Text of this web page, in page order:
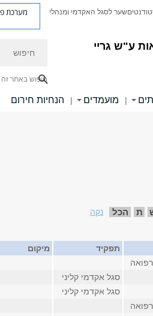
ע"ש גריי
שער לסגל האקדמי ומנהלי מערכת
חיפוש באתר זה
| מועמדים | הנחיות חירום
ת הכל
נקה
תפקיד מיקום
סגל אקדמי קליני
סגל אקדמי קליני